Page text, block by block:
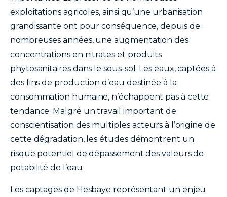
exploitations agricoles, ainsi qu’une urbanisation
grandissante ont pour conséquence, depuis de
nombreuses années, une augmentation des
concentrations en nitrates et produits
phytosanitaires dans le sous-sol. Les eaux, captées à
des fins de production d’eau destinée à la
consommation humaine, n’échappent pas à cette
tendance. Malgré un travail important de
conscientisation des multiples acteurs à l’origine de
cette dégradation, les études démontrent un
risque potentiel de dépassement des valeurs de
potabilité de l’eau.
Les captages de Hesbaye représentant un enjeu